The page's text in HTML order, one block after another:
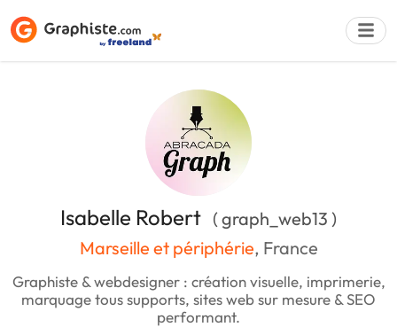
Isabelle Robert ( graph_web13 )
Marseille et périphérie, France
Graphiste & webdesigner : création visuelle, imprimerie,
marquage tous supports, sites web sur mesure & SEO
performant.